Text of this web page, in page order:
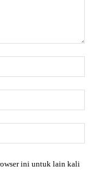
ini untuk lain kali